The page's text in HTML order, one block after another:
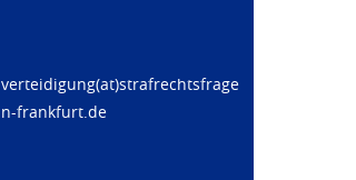
verteidigung(at)strafrechtsfrage
n-frankfurt.de